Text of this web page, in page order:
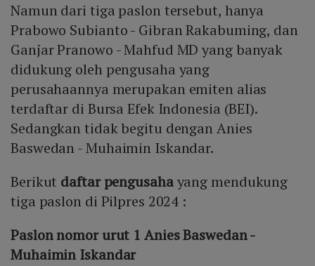
Namun dari tiga paslon tersebut, hanya
Prabowo Subianto - Gibran Rakabuming, dan
Ganjar Pranowo - Mahfud MD yang banyak
didukung oleh pengusaha yang
perusahaannya merupakan emiten alias
terdaftar di Bursa Efek Indonesia (BEI).
Sedangkan tidak begitu dengan Anies
Baswedan - Muhaimin Iskandar.
Berikut daftar pengusahayang mendukung
tiga paslon di Pilpres 2024 :
Paslon nomor urut 1 Anies Baswedan -
Muhaimin Iskandar